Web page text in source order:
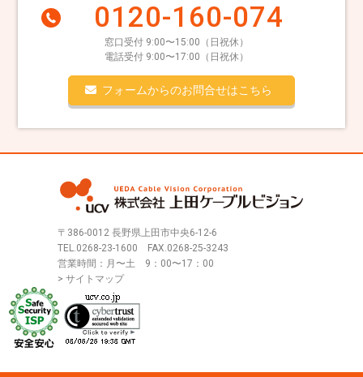
0120-160-074
窓口受付 9:00〜15:00（日祝休）
電話受付 9:00〜17:00（日祝休）
フォームからのお問合せはこちら
〒386-0012 長野県上田市中央6-12-6
TEL.0268-23-1600 FAX.0268-25-3243
営業時間：月〜土 9：00〜17：00
> サイトマップ